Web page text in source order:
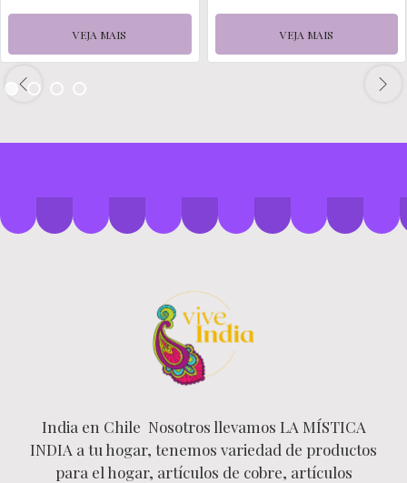
VEJA MAIS VEJA MAIS
India en Chile Nosotros llevamos LA MÍSTICA
INDIA a tu hogar, tenemos variedad de productos
para el hogar, artículos de cobre, artículos